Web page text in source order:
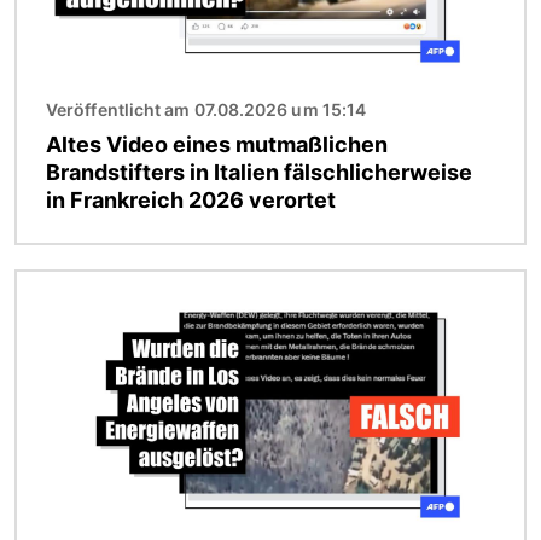
Veröffentlicht am 07.08.2026 um 15:14
Altes Video eines mutmaßlichen
Brandstifters in Italien fälschlicherweise
in Frankreich 2026 verortet